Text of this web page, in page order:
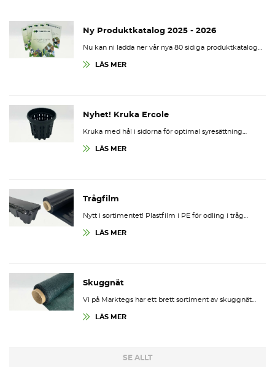
Ny Produktkatalog 2025 - 2026
Nu kan ni ladda ner vår nya 80 sidiga produktkatalog…
LÄS MER
Nyhet! Kruka Ercole
Kruka med hål i sidorna för optimal syresättning…
LÄS MER
Trågfilm
Nytt i sortimentet! Plastfilm i PE för odling i tråg…
LÄS MER
Skuggnät
Vi på Marktegs har ett brett sortiment av skuggnät…
LÄS MER
SE ALLT